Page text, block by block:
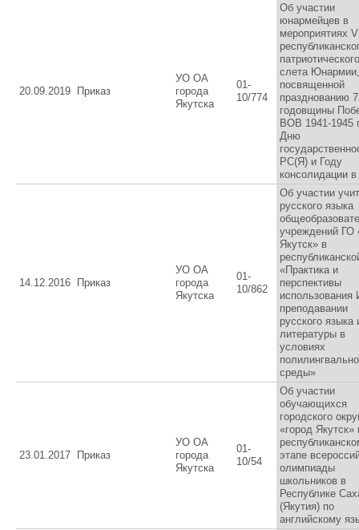
20.09.2019 Приказ
УО ОА
города
Якутска
01-
10/774
Об участии
юнармейцев в
мероприятиях
патриотического
слета Юнармии,
посвященной
празднованию
годовщины
ВОВ 1941-1945
Дню
РС(Я) и Году
консолидации
14.12.2016 Приказ
УО ОА
города
Якутска
01-
10/862
Об участии
русского языка
учреждений ГО
Якутск» в
«Практика и
перспективы
использования
преподавании
русского языка
литературы в
условиях
среды»
23.01.2017 Приказ
УО ОА
города
Якутска
01-
10/54
Об участии
обучающихся
городского
«город Якутск»
этапе
олимпиады
школьников в
Республике
(Якутия) по
английскому